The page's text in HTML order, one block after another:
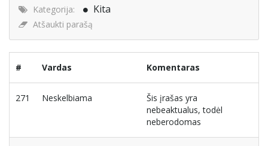
Kategorija:
Kita
Atšaukti parašą
# Vardas Komentaras
271 Neskelbiama
Šis įrašas yra
nebeaktualus, todėl
neberodomas